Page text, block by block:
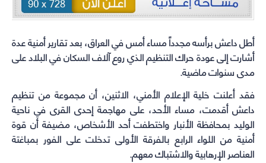
أطلداعشبرأسه مجدداً مساء أمس في العراق، بعد تقارير أمنية عدة
أشارت إلى عودة حراك التنظيم الذي روع آلاف السكان في البلاد على
مدى سنوات ماضية.
فقد أعلنت خلية الإعلام الأمني، الاثنين، أن مجموعة منتنظيم
داعش أقدمت، مساء الأحد، على مهاجمة إحدى القرى في ناحية
الوليد بمحافظة الأنبار واختطفت أحد الأشخاص، مضيفة أن قوة
أمنية من اللواء الرابع بالفرقة الأولى تدخلت على الفور بمباغتة
العناصر الإرهابية والاشتباك معهم.